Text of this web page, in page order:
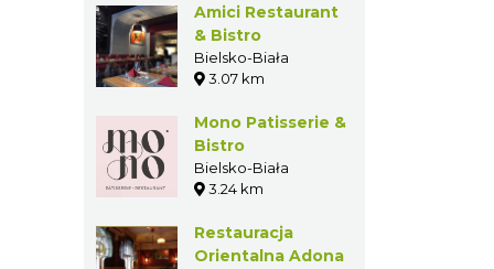
Amici
Restaurant &
Bistro
Bielsko-Biała
3.07 km
Mono
Patisserie &
Bistro
Bielsko-Biała
3.24 km
Restauracja
Orientalna